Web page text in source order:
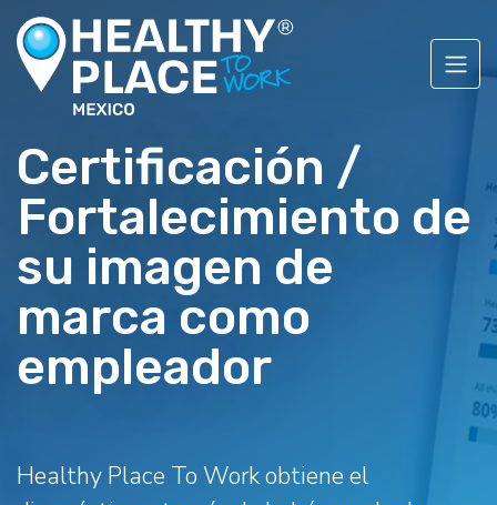
Certificación /
Fortalecimiento de
su imagen de
marca como
empleador
Healthy Place To Work obtiene el